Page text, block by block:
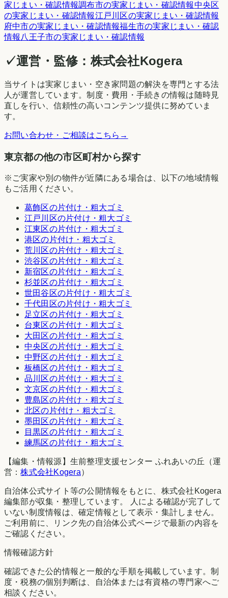
家じまい・確認情報調布市の実家じまい・確認情報中央区
の実家じまい・確認情報江戸川区の実家じまい・確認情報
府中市の実家じまい・確認情報福生市の実家じまい・確認
情報 八王子市の実家じまい・確認情報
✓運営・監修：株式会社Kogera
当サイトは実家じまい・空き家問題の解決を専門とする法
人が運営しています。制度・費用・手続きの情報は随時見
直しを行い、信頼性の高いコンテンツ提供に努めていま
す。
お問い合わせ・ご相談はこちら →
東京都の他の市区町村から探す
※ご実家や別の物件が近隣にある場合は、以下の地域情報
もご活用ください。
葛飾区の片付け・粗大ゴミ
江戸川区の片付け・粗大ゴミ
江東区の片付け・粗大ゴミ
港区の片付け・粗大ゴミ
荒川区の片付け・粗大ゴミ
渋谷区の片付け・粗大ゴミ
新宿区の片付け・粗大ゴミ
杉並区の片付け・粗大ゴミ
世田谷区の片付け・粗大ゴミ
千代田区の片付け・粗大ゴミ
足立区の片付け・粗大ゴミ
台東区の片付け・粗大ゴミ
大田区の片付け・粗大ゴミ
中央区の片付け・粗大ゴミ
中野区の片付け・粗大ゴミ
板橋区の片付け・粗大ゴミ
品川区の片付け・粗大ゴミ
文京区の片付け・粗大ゴミ
豊島区の片付け・粗大ゴミ
北区の片付け・粗大ゴミ
墨田区の片付け・粗大ゴミ
目黒区の片付け・粗大ゴミ
練馬区の片付け・粗大ゴミ
【編集・情報源】生前整理支援センター ふれあいの丘（運
営：株式会社Kogera）
自治体公式サイト等の公開情報をもとに、株式会社Kogera
編集部が収集・整理しています。 人による確認が完了して
いない制度情報は、確定情報として表示・集計しません。
ご利用前に、リンク先の自治体公式ページで最新の内容を
ご確認ください。
情報確認方針
確認できた公的情報と一般的な手順を掲載しています。制
度・税務の個別判断は、自治体または有資格の専門家へご
相談ください。